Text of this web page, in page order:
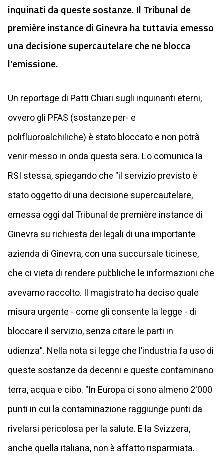
inquinati da queste sostanze. Il Tribunal de
première instance di Ginevra ha tuttavia emesso
una decisione supercautelare che ne blocca
l'emissione.
Un reportage di Patti Chiari sugli inquinanti eterni,
ovvero gli PFAS (sostanze per- e
polifluoroalchiliche) è stato bloccato e non potrà
venir messo in onda questa sera. Lo comunica la
RSI stessa, spiegando che "il servizio previsto è
stato oggetto di una decisione supercautelare,
emessa oggi dal Tribunal de première instance di
Ginevra su richiesta dei legali di una importante
azienda di Ginevra, con una succursale ticinese,
che ci vieta di rendere pubbliche le informazioni che
avevamo raccolto. Il magistrato ha deciso quale
misura urgente - come gli consente la legge - di
bloccare il servizio, senza citare le parti in
udienza". Nella nota si legge che l’industria fa uso di
queste sostanze da decenni e queste contaminano
terra, acqua e cibo. "In Europa ci sono almeno 2'000
punti in cui la contaminazione raggiunge punti da
rivelarsi pericolosa per la salute. E la Svizzera,
anche quella italiana, non è affatto risparmiata.